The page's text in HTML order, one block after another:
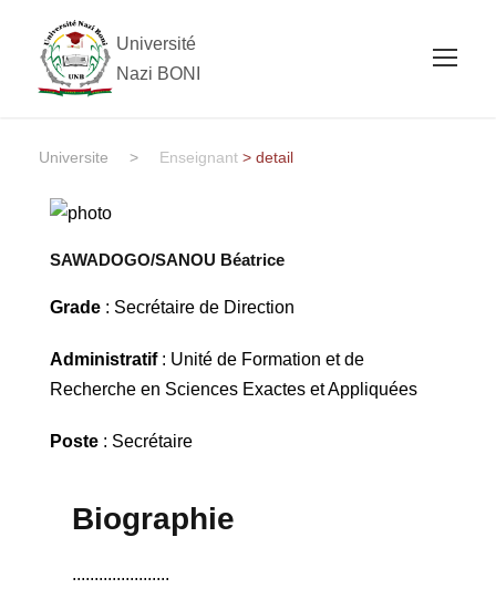
Université
Nazi BONI
Universite > Enseignant > detail
SAWADOGO/SANOU Béatrice
Grade: Secrétaire de Direction
Administratif : Unité de Formation et de
Recherche en Sciences Exactes et Appliquées
Poste: Secrétaire
Biographie
......................